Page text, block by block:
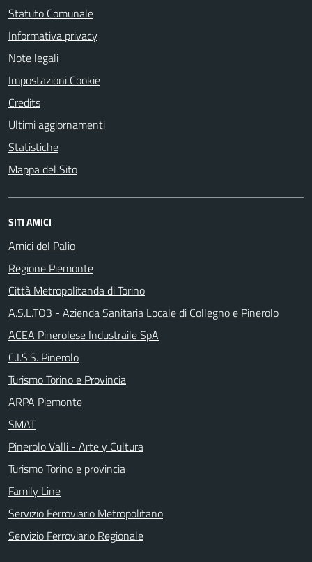
Statuto Comunale
Informativa privacy
Note legali
Impostazioni Cookie
Credits
Ultimi aggiornamenti
Statistiche
Mappa del Sito
SITI AMICI
Amici del Palio
Regione Piemonte
Città Metropolitanda di Torino
A.S.L.TO3 - Azienda Sanitaria Locale di Collegno e Pinerolo
ACEA Pinerolese Industraile SpA
C.I.S.S. Pinerolo
Turismo Torino e Provincia
ARPA Piemonte
SMAT
Pinerolo Valli - Arte y Cultura
Turismo Torino e provincia
Family Line
Servizio Ferroviario Metropolitano
Servizio Ferroviario Regionale